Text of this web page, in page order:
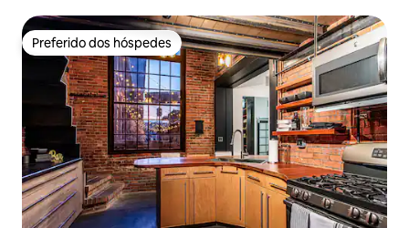
Preferido dos hóspedes
Preferido dos hóspedes